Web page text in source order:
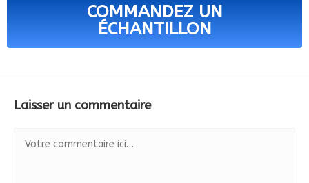
COMMANDEZ UN
ÉCHANTILLON
Laisser un commentaire